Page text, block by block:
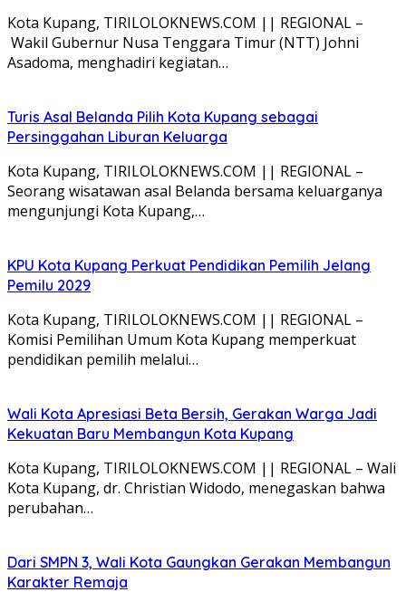
Kota Kupang, TIRILOLOKNEWS.COM || REGIONAL –
Wakil Gubernur Nusa Tenggara Timur (NTT) Johni
Asadoma, menghadiri kegiatan…
Turis Asal Belanda Pilih Kota Kupang sebagai
Persinggahan Liburan Keluarga
Kota Kupang, TIRILOLOKNEWS.COM || REGIONAL –
Seorang wisatawan asal Belanda bersama keluarganya
mengunjungi Kota Kupang,…
KPU Kota Kupang Perkuat Pendidikan Pemilih Jelang
Pemilu 2029
Kota Kupang, TIRILOLOKNEWS.COM || REGIONAL –
Komisi Pemilihan Umum Kota Kupang memperkuat
pendidikan pemilih melalui…
Wali Kota Apresiasi Beta Bersih, Gerakan Warga Jadi
Kekuatan Baru Membangun Kota Kupang
Kota Kupang, TIRILOLOKNEWS.COM || REGIONAL – Wali
Kota Kupang, dr. Christian Widodo, menegaskan bahwa
perubahan…
Dari SMPN 3, Wali Kota Gaungkan Gerakan Membangun
Karakter Remaja